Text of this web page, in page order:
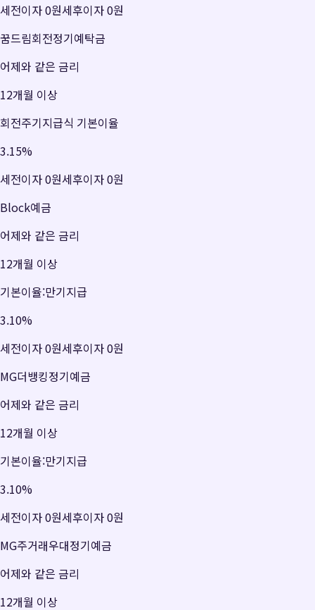
세전이자0원세후이자0원
꿈드림회전정기예탁금
어제와 같은 금리
12개월 이상
회전주기지급식 기본이율
3.15%
세전이자0원세후이자0원
Block예금
어제와 같은 금리
12개월 이상
기본이율:만기지급
3.10%
세전이자0원세후이자0원
MG더뱅킹정기예금
어제와 같은 금리
12개월 이상
기본이율:만기지급
3.10%
세전이자0원세후이자0원
MG주거래우대정기예금
어제와 같은 금리
12개월 이상